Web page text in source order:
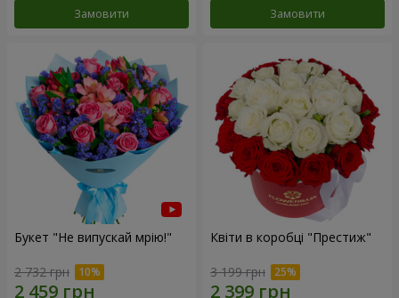
Замовити Замовити
Букет "Не випускай мрію!"
2 732 грн
Квіти в коробці "Престиж"
3 199 грн